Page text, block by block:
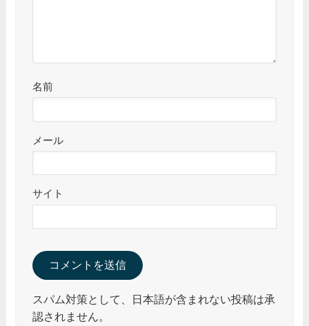
名前
メール
サイト
スパム対策として、日本語が含まれない投稿は承
認されません。